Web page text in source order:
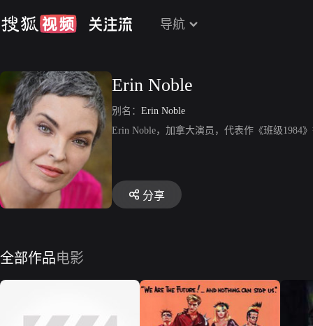
导航
Erin Noble
别名： Erin Noble
Erin Noble，加拿大演员，代表作《班级1984
分享
全部作品电影